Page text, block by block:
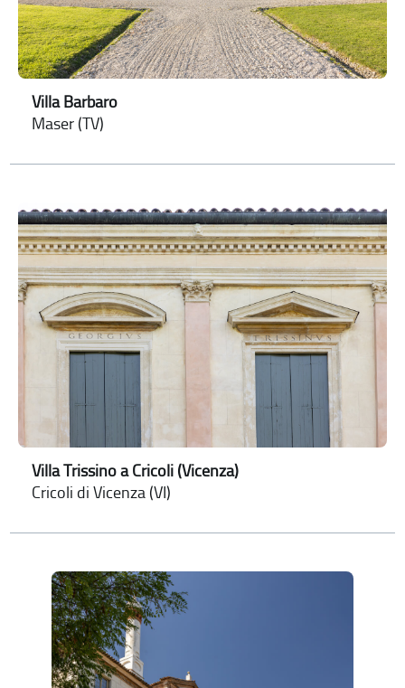
Villa Barbaro
Maser (TV)
Villa Trissino a Cricoli (Vicenza)
Cricoli di Vicenza (VI)